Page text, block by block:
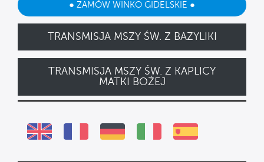
● ZAMÓW WINKO GIDELSKIE ●
TRANSMISJA MSZY ŚW. Z BAZYLIKI
TRANSMISJA MSZY ŚW. Z KAPLICY
MATKI BOŻEJ